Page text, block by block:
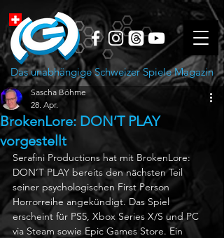
Das unabhängige Schweizer Spiele Magazin
BrokenLore: DON’T PLAY
vorgestellt
Sascha Böhme
28. Apr.
Serafini Productions hat mit BrokenLore:
DON’T PLAY bereits den nächsten Teil
seiner psychologischen First Person
Horrorreihe angekündigt. Das Spiel
erscheint für PS5, Xbox Series X/S und PC
via Steam sowie Epic Games Store. Ein